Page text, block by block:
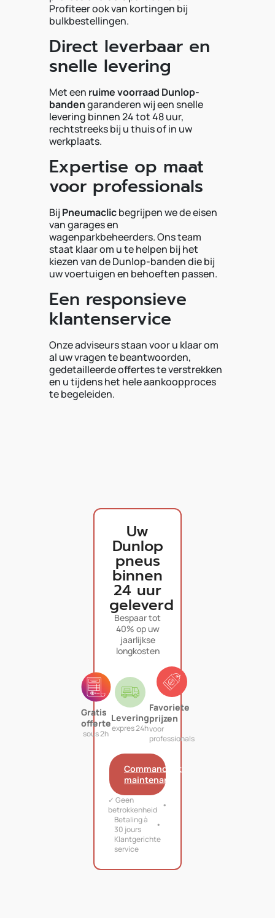
Profiteer ook van kortingen bij
bulkbestellingen.
Direct leverbaar en
snelle levering
Met een ruime voorraad Dunlop-
bandengaranderen wij een snelle
levering binnen 24 tot 48 uur,
rechtstreeks bij u thuis of in uw
werkplaats.
Expertise op maat
voor professionals
Bij Pneumaclicbegrijpen we de eisen
van garages en
wagenparkbeheerders. Ons team
staat klaar om u te helpen bij het
kiezen van de Dunlop-banden die bij
uw voertuigen en behoeften passen.
Een responsieve
klantenservice
Onze adviseurs staan voor u klaar om
al uw vragen te beantwoorden,
gedetailleerde offertes te verstrekken
en u tijdens het hele aankoopproces
te begeleiden.
Uw
Dunlop
pneus
binnen
24 uur
geleverd
Bespaar tot
40% op uw
jaarlijkse
longkosten
Gratis
offerte
sous 2h
Levering
expres 24h
Favoriete
prijzen
voor
professionals
Commandant
maintenant
✓ Geen
betrokkenheid
Betaling à
30 jours
Klantgerichte
service